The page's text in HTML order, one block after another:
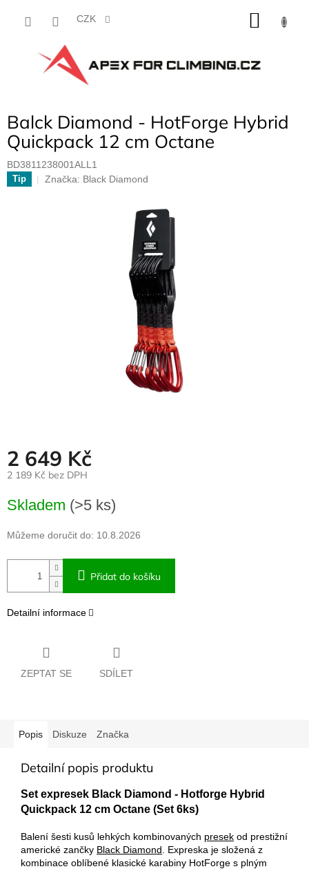
CZK
Balck Diamond - HotForge Hybrid
Quickpack 12 cm Octane
BD3811238001ALL1
Tip Značka: Black Diamond
2 649 Kč
2 189 Kč bez DPH
cena:
Skladem (>5 ks)
Můžeme doručit do: 10.8.2026
Přidat do košíku
Detailní informace
ZEPTAT SE SDÍLET
Popis Diskuze Značka
Detailní popis produktu
Set expresek Black Diamond - Hotforge Hybrid
Quickpack 12 cm Octane (Set 6ks)
Balení šesti kusů lehkých kombinovaných presek od prestižní
americké zančky Black Diamond . Expreska je složená z
kombinace oblíbené klasické karabiny HotForge s plným